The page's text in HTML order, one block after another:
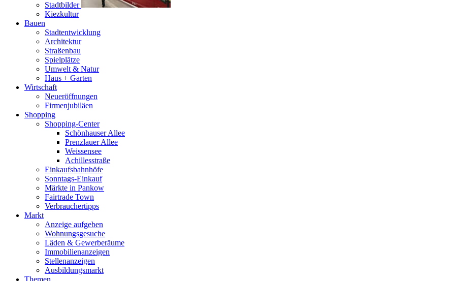
Stadtbilder
Kiezkultur
Bauen
Stadtentwicklung
Architektur
Straßenbau
Spielplätze
Umwelt & Natur
Haus + Garten
Wirtschaft
Neueröffnungen
Firmenjubiläen
Shopping
Shopping-Center
Schönhauser Allee
Prenzlauer Allee
Weissensee
Achillesstraße
Einkaufsbahnhöfe
Sonntags-Einkauf
Märkte in Pankow
Fairtrade Town
Verbrauchertipps
Markt
Anzeige aufgeben
Wohnungsgesuche
Läden & Gewerberäume
Immobilienanzeigen
Stellenanzeigen
Ausbildungsmarkt